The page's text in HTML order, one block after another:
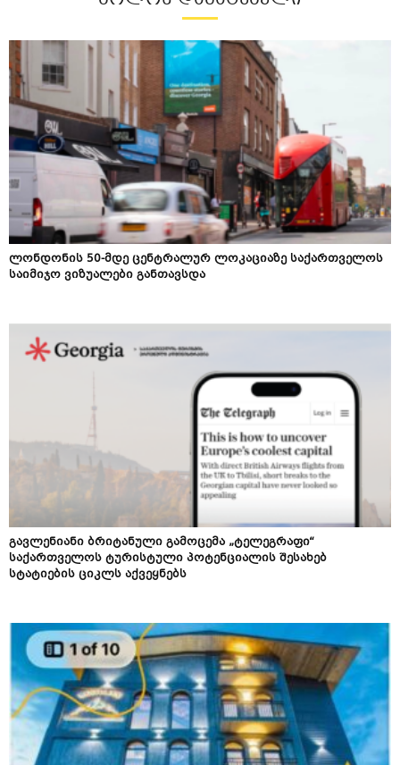
ლონდონის 50-მდე ცენტრალურ ლოკაციაზე საქართველოს
საიმიჯო ვიზუალები განთავსდა
გავლენიანი ბრიტანული გამოცემა „ტელეგრაფი“
საქართველოს ტურისტული პოტენციალის შესახებ
სტატიების ციკლს აქვეყნებს